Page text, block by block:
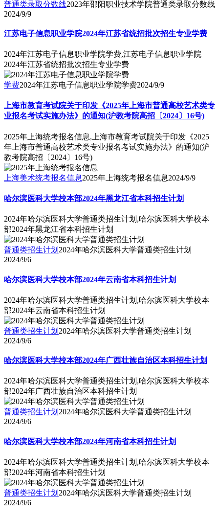
普通类录取分数线2023年邵阳职业技术学院普通类录取分数线
2024/9/9
江苏电子信息职业学院2024年江苏省统招批次招生专业学费
2024年江苏电子信息职业学院学费,江苏电子信息职业学院
2024年江苏省统招批次招生专业学费
学费2024年江苏电子信息职业学院学费2024/9/9
上海市教育考试院关于印发《2025年上海市普通高校艺术类专
业报名考试实施办法》的通知(沪教考院高招〔2024〕16号)
2025年上海统考报名信息,上海市教育考试院关于印发《2025
年上海市普通高校艺术类专业报名考试实施办法》的通知(沪
教考院高招〔2024〕16号)
上海美术统考报名信息2025年上海统考报名信息2024/9/9
哈尔滨医科大学校本部2024年黑龙江省本科招生计划
2024年哈尔滨医科大学普通类招生计划,哈尔滨医科大学校本
部2024年黑龙江省本科招生计划
普通类招生计划 2024年哈尔滨医科大学普通类招生计划
2024/9/6
哈尔滨医科大学校本部2024年云南省本科招生计划
2024年哈尔滨医科大学普通类招生计划,哈尔滨医科大学校本
部2024年云南省本科招生计划
普通类招生计划 2024年哈尔滨医科大学普通类招生计划
2024/9/6
哈尔滨医科大学校本部2024年广西壮族自治区本科招生计划
2024年哈尔滨医科大学普通类招生计划,哈尔滨医科大学校本
部2024年广西壮族自治区本科招生计划
普通类招生计划 2024年哈尔滨医科大学普通类招生计划
2024/9/6
哈尔滨医科大学校本部2024年河南省本科招生计划
2024年哈尔滨医科大学普通类招生计划,哈尔滨医科大学校本
部2024年河南省本科招生计划
普通类招生计划 2024年哈尔滨医科大学普通类招生计划
2024/9/6